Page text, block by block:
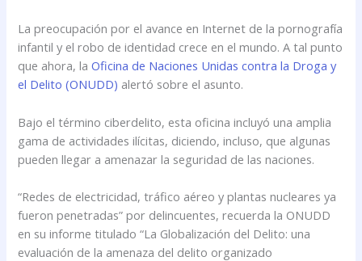
La preocupación por el avance en Internet de la pornografía
infantil y el robo de identidad crece en el mundo. A tal punto
que ahora, laOficina de Naciones Unidas contra la Droga y
el Delito (ONUDD) alertó sobre el asunto.
Bajo el término ciberdelito, esta oficina incluyó una amplia
gama de actividades ilícitas, diciendo, incluso, que algunas
pueden llegar a amenazar la seguridad de las naciones.
“Redes de electricidad, tráfico aéreo y plantas nucleares ya
fueron penetradas” por delincuentes, recuerda la ONUDD
en su informe titulado “La Globalización del Delito: una
evaluación de la amenaza del delito organizado